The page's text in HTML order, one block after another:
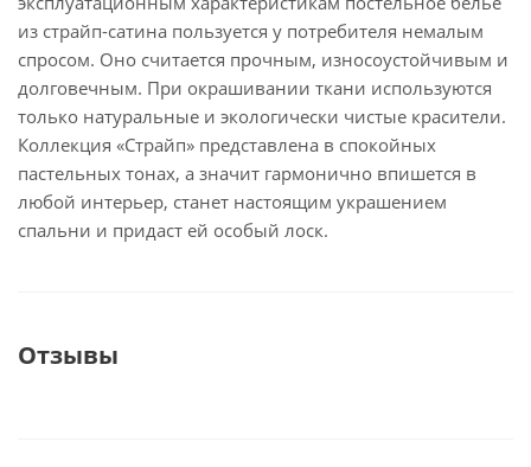
из страйп-сатина пользуется у потребителя немалым
спросом. Оно считается прочным, износоустойчивым и
долговечным. При окрашивании ткани используются
только натуральные и экологически чистые красители.
Коллекция «Страйп» представлена в спокойных
пастельных тонах, а значит гармонично впишется в
любой интерьер, станет настоящим украшением
спальни и придаст ей особый лоск.
Отзывы